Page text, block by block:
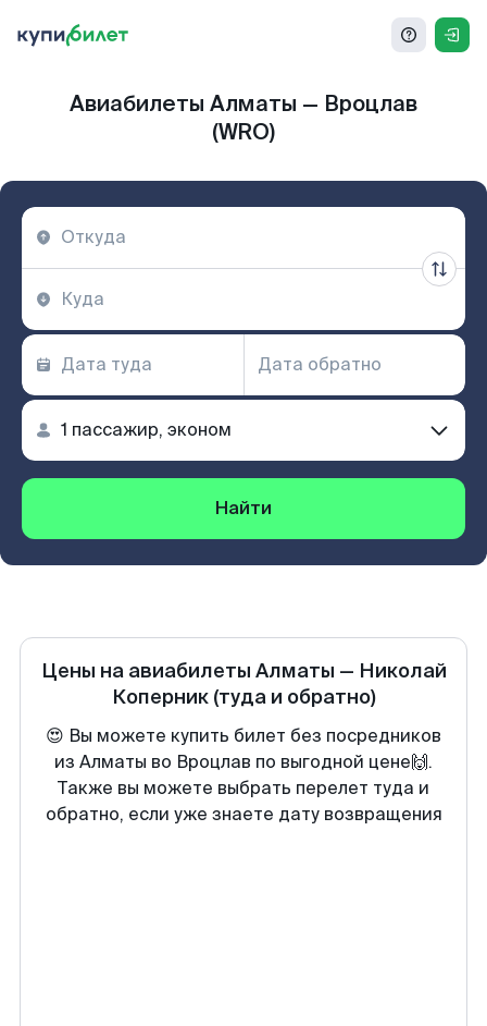
Авиабилеты Алматы — Вроцлав
(WRO)
Найти
Цены на авиабилеты Алматы — Николай
Коперник (туда и обратно)
😍 Вы можете купить билет без посредников
из Алматы во Вроцлав по выгодной цене🙌.
Также вы можете выбрать перелет туда и
обратно, если уже знаете дату возвращения